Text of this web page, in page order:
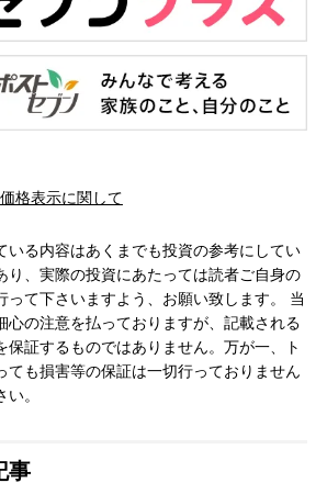
価格表示に関して
いる内容はあくまでも投資の参考にしてい
り、実際の投資にあたっては読者ご自身の
って下さいますよう、お願い致します。 当
心の注意を払っておりますが、記載される
保証するものではありません。万が一、ト
ても損害等の保証は一切行っておりません
。
事